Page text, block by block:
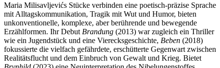
Maria Milisavljevićs Stücke verbinden eine poetisch-präzise Sprache
mit Alltagskommunikation, Tragik mit Wut und Humor, bieten
unkonventionelle, komplexe, aber berührende und bewegende
Erzählformen. Ihr Debut Brandung (2013) war zugleich ein Thriller
wie ein Jugendstück und eine Vierecksgeschichte, Beben (2018)
fokussierte die vielfach gefährdete, erschütterte Gegenwart zwischen
Realitätsflucht und dem Einbruch von Gewalt und Krieg. Bietet